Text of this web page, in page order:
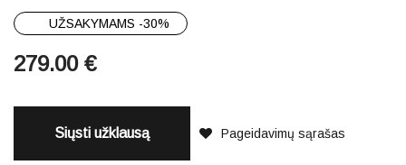
UŽSAKYMAMS -30%
279.00 €
Siųsti užklausą Pageidavimų sąrašas